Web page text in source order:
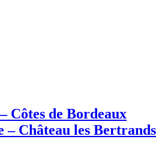
Côtes de Bordeaux
– Château les Bertrands